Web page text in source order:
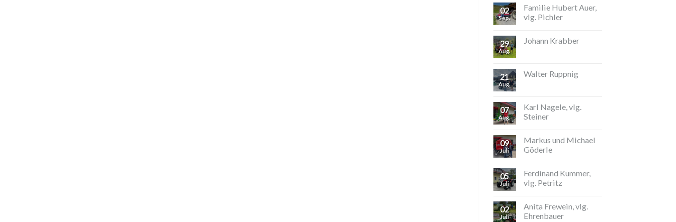
02
Sep.
Familie Hubert Auer,
vlg. Pichler
29
Aug.
Johann Krabber
21
Aug.
Walter Ruppnig
07
Aug.
Karl Nagele, vlg.
Steiner
09
Juli
Markus und Michael
Göderle
05
Juli
Ferdinand Kummer,
vlg. Petritz
02
Juli
Anita Frewein, vlg.
Ehrenbauer